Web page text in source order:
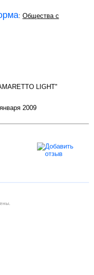
: Общества с
LIGHT"
2009